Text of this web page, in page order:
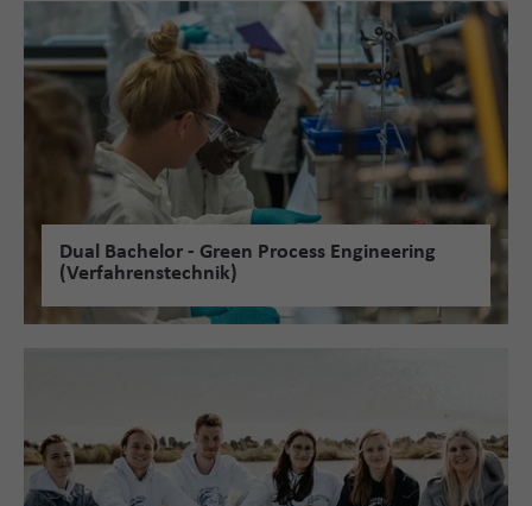
Dual Bachelor - Green Process Engineering
(Verfahrenstechnik)